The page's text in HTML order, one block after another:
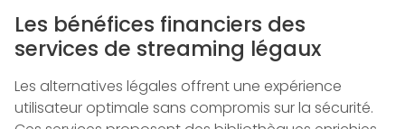
Les bénéfices financiers des
services de streaming légaux
Les alternatives légales offrent une expérience
utilisateur optimale sans compromis sur la sécurité.